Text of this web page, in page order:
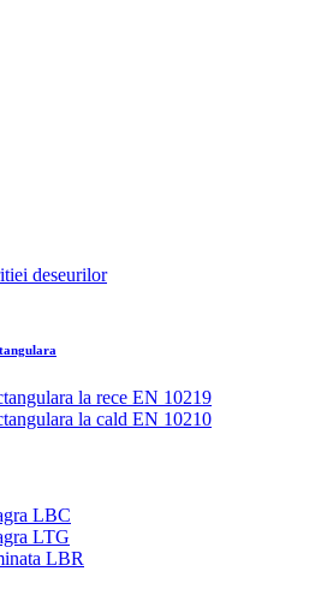
deseurilor
la rece EN 10219
la cald EN 10210
LBC
LTG
LBR